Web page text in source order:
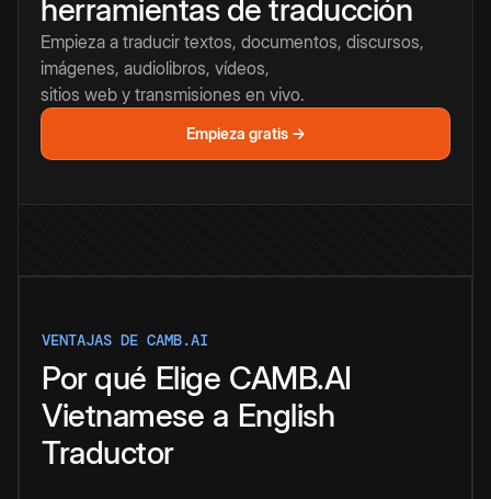
herramientas de traducción
Empieza a traducir textos, documentos, discursos,
imágenes, audiolibros, vídeos,
sitios web y transmisiones en vivo.
Empieza gratis →
VENTAJAS DE CAMB.AI
Por qué Elige CAMB.AI
Vietnamese a English
Traductor